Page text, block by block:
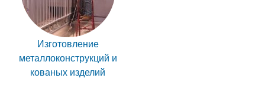
Изготовление
металлоконструкций и
кованых изделий